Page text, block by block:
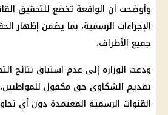
وأوضحت أن الواقعة تخضع للتحقيق
الإجراءات الرسمية، بما يضمن إظهار
جميع الأطراف.
ودعت الوزارة إلى عدم استباق نتائج
تقديم الشكاوى حق مكفول
القنوات الرسمية المعتمدة دون أي